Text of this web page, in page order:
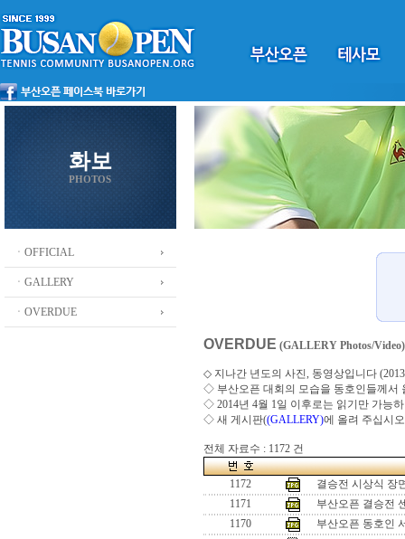
화보
PHOTOS
ㆍOFFICIAL
ㆍGALLERY
ㆍOVERDUE
OVERDUE (GALLERY Photos/Video)
◇ 지나간 년도의 사진, 동영상입니다
◇ 부산오픈 대회의 모습을 동호인들께서
◇ 2014년 4월 1일 이후로는 읽기만 가능
◇ 새 게시판((GALLERY)에 올려 주십시오
전체 자료수 : 1172 건
1172
결승전 시상식 장
1171
부산오픈 결승전
1170
부산오픈 동호인